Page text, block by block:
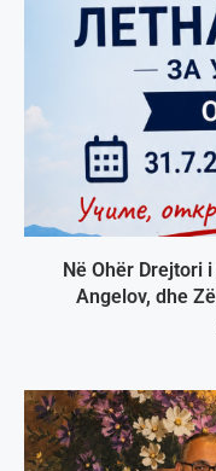
Në Ohër Drejtori
Angelov, dhe